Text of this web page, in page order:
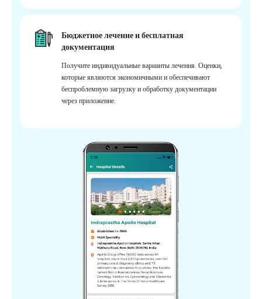
Бюджетное лечение и бесплатная
документация
Получите индивидуальные варианты лечения. Оценки,
которые являются экономичными и обеспечивают
беспроблемную загрузку и обработку документации
через приложение.